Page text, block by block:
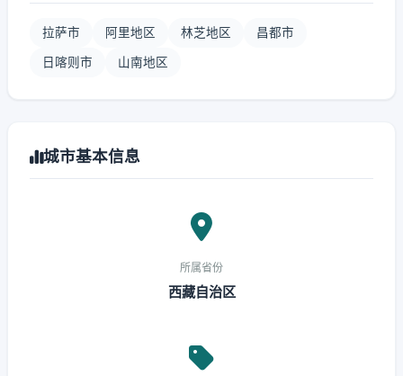
拉萨市 阿里地区 林芝地区 昌都市
日喀则市 山南地区
城市基本信息
所属省份
西藏自治区